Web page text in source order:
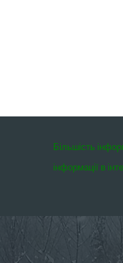
Більшість
інформації в